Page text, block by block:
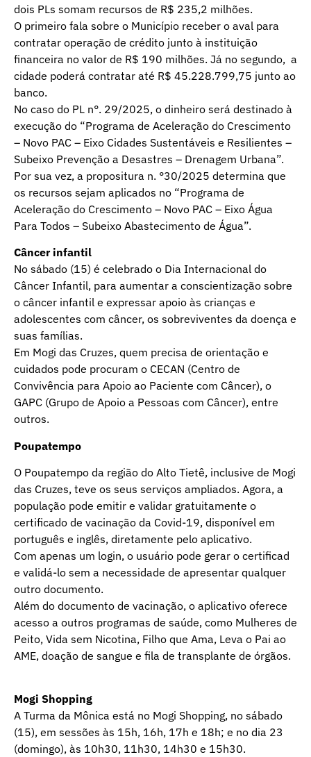
dois PLs somam recursos de R$ 235,2 milhões.
O primeiro fala sobre o Município receber o aval para
contratar operação de crédito junto à instituição
financeira no valor de R$ 190 milhões. Já no segundo, a
cidade poderá contratar até R$ 45.228.799,75 junto ao
banco.
No caso do PL n°. 29/2025, o dinheiro será destinado à
execução do “Programa de Aceleração do Crescimento
– Novo PAC – Eixo Cidades Sustentáveis e Resilientes –
Subeixo Prevenção a Desastres – Drenagem Urbana”.
Por sua vez, a propositura n. °30/2025 determina que
os recursos sejam aplicados no “Programa de
Aceleração do Crescimento – Novo PAC – Eixo Água
Para Todos – Subeixo Abastecimento de Água”.
Câncer infantil
No sábado (15) é celebrado o Dia Internacional do
Câncer Infantil, para aumentar a conscientização sobre
o câncer infantil e expressar apoio às crianças e
adolescentes com câncer, os sobreviventes da doença e
suas famílias.
Em Mogi das Cruzes, quem precisa de orientação e
cuidados pode procuram o CECAN (Centro de
Convivência para Apoio ao Paciente com Câncer), o
GAPC (Grupo de Apoio a Pessoas com Câncer), entre
outros.
Poupatempo
O Poupatempo da região do Alto Tietê, inclusive de Mogi
das Cruzes, teve os seus serviços ampliados. Agora, a
população pode emitir e validar gratuitamente o
certificado de vacinação da Covid-19, disponível em
português e inglês, diretamente pelo aplicativo.
Com apenas um login, o usuário pode gerar o certificad
e validá-lo sem a necessidade de apresentar qualquer
outro documento.
Além do documento de vacinação, o aplicativo oferece
acesso a outros programas de saúde, como Mulheres de
Peito, Vida sem Nicotina, Filho que Ama, Leva o Pai ao
AME, doação de sangue e fila de transplante de órgãos.
Mogi Shopping
A Turma da Mônica está no Mogi Shopping, no sábado
(15), em sessões às 15h, 16h, 17h e 18h; e no dia 23
(domingo), às 10h30, 11h30, 14h30 e 15h30.